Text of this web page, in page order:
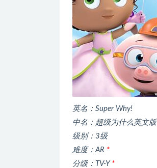
英名：Super Why!
中名：超级为什么英文版
级别：3级
难度：AR *
分级：TV-Y *